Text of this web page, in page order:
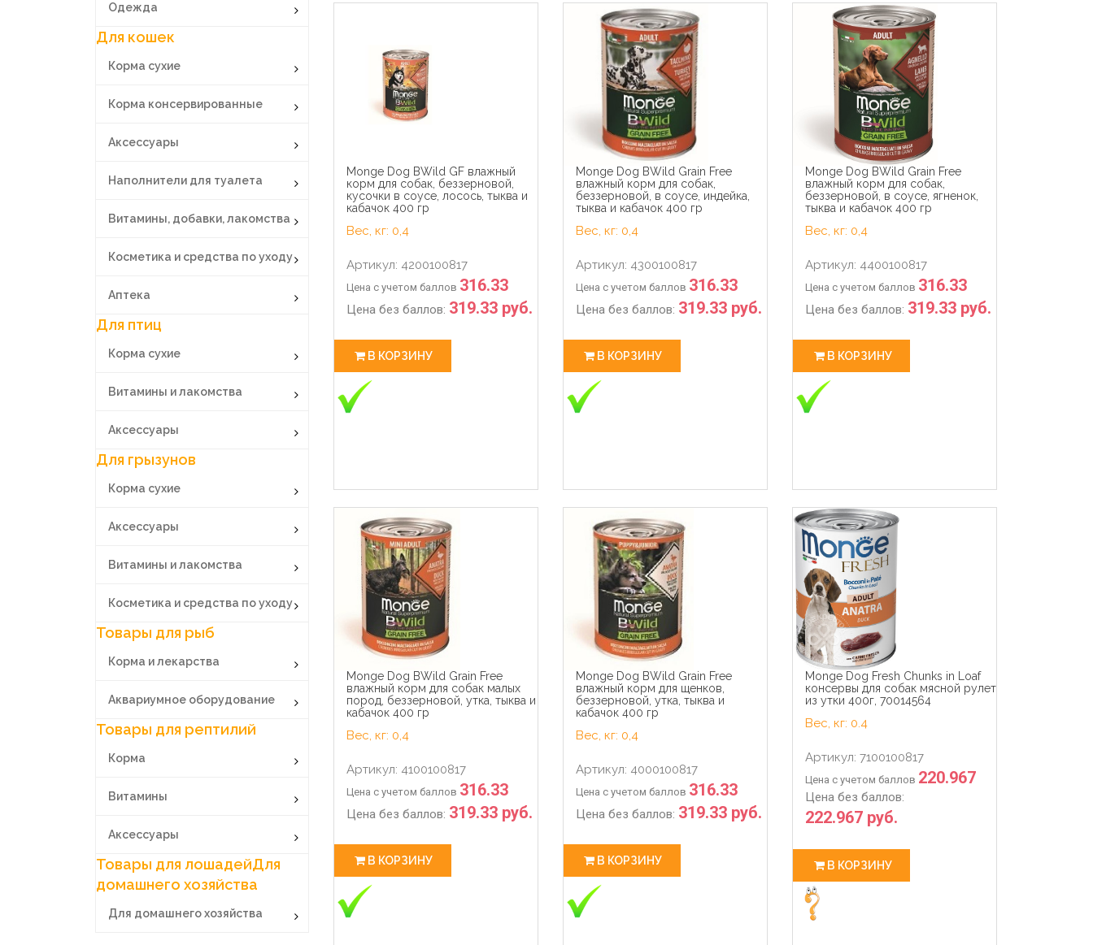
Одежда
Для кошек
Корма сухие
Корма консервированные
Аксессуары
Наполнители для туалета
Витамины, добавки, лакомства
Косметика и средства по уходу
Аптека
Для птиц
Корма сухие
Витамины и лакомства
Аксессуары
Для грызунов
Корма сухие
Аксессуары
Витамины и лакомства
Косметика и средства по уходу
Товары для рыб
Корма и лекарства
Аквариумное оборудование
Товары для рептилий
Корма
Витамины
Аксессуары
Товары для лошадейДля
домашнего хозяйства
Для домашнего хозяйства
Monge Dog BWild GF влажный
корм для собак, беззерновой,
кусочки в соусе, лосось, тыква и
кабачок 400 гр
Вес, кг: 0,4
Артикул: 4200100817
Цена с учетом баллов 316.33
Цена без баллов: 319.33 руб.
В КОРЗИНУ
Monge Dog BWild Grain Free
влажный корм для собак,
беззерновой, в соусе, индейка,
тыква и кабачок 400 гр
Вес, кг: 0,4
Артикул: 4300100817
Цена с учетом баллов 316.33
Цена без баллов: 319.33 руб.
В КОРЗИНУ
Monge Dog BWild Grain Free
влажный корм для собак,
беззерновой, в соусе, ягненок,
тыква и кабачок 400 гр
Вес, кг: 0,4
Артикул: 4400100817
Цена с учетом баллов 316.33
Цена без баллов: 319.33 руб.
В КОРЗИНУ
Monge Dog BWild Grain Free
влажный корм для собак малых
пород, беззерновой, утка, тыква и
кабачок 400 гр
Вес, кг: 0,4
Артикул: 4100100817
Цена с учетом баллов 316.33
Цена без баллов: 319.33 руб.
В КОРЗИНУ
Monge Dog BWild Grain Free
влажный корм для щенков,
беззерновой, утка, тыква и
кабачок 400 гр
Вес, кг: 0,4
Артикул: 4000100817
Цена с учетом баллов 316.33
Цена без баллов: 319.33 руб.
В КОРЗИНУ
Monge Dog Fresh Chunks in Loaf
консервы для собак мясной рулет
из утки 400г, 70014564
Вес, кг: 0.4
Артикул: 7100100817
Цена с учетом баллов 220.967
Цена без баллов:
222.967 руб.
В КОРЗИНУ